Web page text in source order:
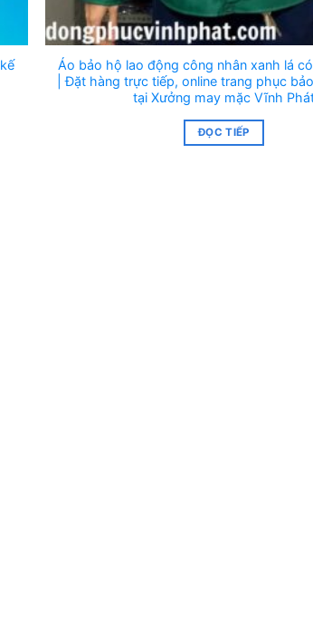
Áo bảo hộ lao động công nhân xanh lá
| Đặt hàng trực tiếp, online trang phục
tại Xưởng may mặc Vĩnh
ĐỌC TIẾP